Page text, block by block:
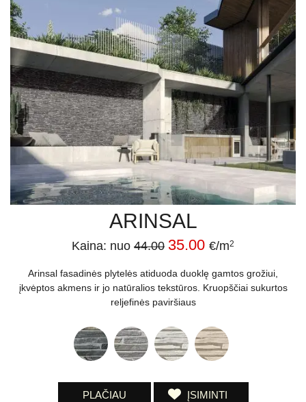
ARINSAL
Kaina: nuo 44.00 35.00 €/m2
Arinsal fasadinės plytelės atiduoda duoklę gamtos grožiui,
įkvėptos akmens ir jo natūralios tekstūros. Kruopščiai sukurtos
reljefinės paviršiaus
PLAČIAU ĮSIMINTI